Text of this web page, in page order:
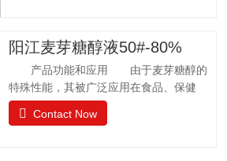
聚葡萄糖质量标准 GB25541-2010项目
指标聚葡萄糖中和、脱色后的聚葡萄糖.聚
葡萄糖(以干基、无灰分品计), w/%
≥90.0 干燥减量，w
阳江麦芽糖醇液50#-80%
产品功能和应用 由于麦芽糖醇的
特殊性能，其被广泛应用在食品、保健
品、日常卫生品种，例如冰淇淋、果汁制
品、饼干、酱菜、糖果等。 麦芽糖醇
Contact Now